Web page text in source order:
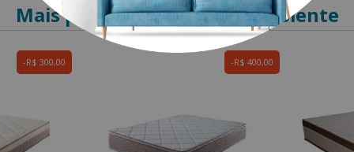
Mais produtos para este ambiente
R$ 300,00 R$ 400,00